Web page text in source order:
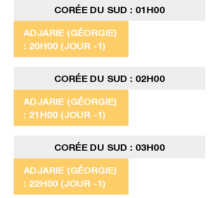
CORÉE DU SUD : 01H00
ADJARIE (GÉORGIE)
: 20H00 (JOUR -1)
CORÉE DU SUD : 02H00
ADJARIE (GÉORGIE)
: 21H00 (JOUR -1)
CORÉE DU SUD : 03H00
ADJARIE (GÉORGIE)
: 22H00 (JOUR -1)